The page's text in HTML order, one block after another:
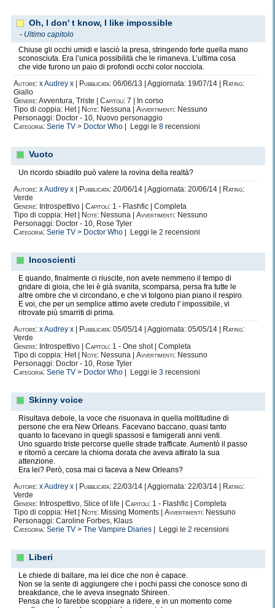
Oh, I don' t know, I like impossible
- Ultimo capitolo
Chiuse gli occhi umidi e lasciò la presa, stringendo forte quella mano
sconosciuta. Era l’unica possibilità che le rimaneva. L’ultima cosa
che vide furono un paio di profondi occhi color nocciola.
Autore: x Audrey x Pubblicata: 06/06/13 | Aggiornata: 19/07/14 |
Rating:
Giallo
Genere:Avventura, Triste | Capitoli: 7 | In corso
Tipo di coppia: Het |
Note: Nessuna | Avvertimenti: Nessuno
Personaggi: Doctor - 10, Nuovo personaggio
Categoria: Serie TV > Doctor Who | Leggi le 8 recensioni
Vuoto
Un ricordo sbiadito può valere la rovina della realtà?
Autore: x Audrey x Pubblicata: 20/06/14 | Aggiornata: 20/06/14 |
Rating:
Verde
Genere: Introspettivo | Capitoli: 1 - Flashfic | Completa
Tipo di coppia: Het |
Note: Nessuna | Avvertimenti: Nessuno
Personaggi: Doctor - 10, Rose Tyler
Categoria: Serie TV > Doctor Who | Leggi le 2 recensioni
Incoscienti
E quando, finalmente ci riuscite, non avete nemmeno il tempo di
gridare di gioia, che lei è già svanita, scomparsa, persa fra tutte le
altre ombre che vi circondano, e che vi tolgono pian piano il respiro.
E voi, che per un semplice attimo avete creduto l' impossibile, vi
ritrovate più smarriti di prima.
Autore: x Audrey x Pubblicata: 05/05/14 | Aggiornata: 05/05/14 |
Rating:
Verde
Genere: Introspettivo | Capitoli: 1 - One shot | Completa
Tipo di coppia: Het |
Note: Nessuna | Avvertimenti: Nessuno
Personaggi: Doctor - 10, Rose Tyler
Categoria: Serie TV > Doctor Who | Leggi le 3 recensioni
Skinny voice
Risultava debole, la voce che risuonava in quella moltitudine di
persone che era New Orleans. Facevano baccano, quasi tanto
quanto lo facevano in quegli spassosi e famigerati anni venti.
Uno sguardo triste percorse quelle strade trafficate. Aumentò il passo
e ritornò a cercare la chioma dorata che aveva attirato la sua
attenzione.
Era lei? Però, cosa mai ci faceva a New Orleans?
Autore: x Audrey x Pubblicata: 22/03/14 | Aggiornata: 22/03/14 |
Rating:
Verde
Genere: Introspettivo, Slice of life | Capitoli: 1 - Flashfic | Completa
Tipo di coppia: Het |
Note: Missing Moments | Avvertimenti: Nessuno
Personaggi: Caroline Forbes, Klaus
Categoria: Serie TV > The Vampire Diaries | Leggi le 2 recensioni
Liberi
Le chiede di ballare, ma lei dice che non è capace.
Non se la sente di aggiungere che i pochi passi che conosce sono di
breakdance, che le aveva insegnato Shireen.
Pensa che lo farebbe scoppiare a ridere, e in un momento come